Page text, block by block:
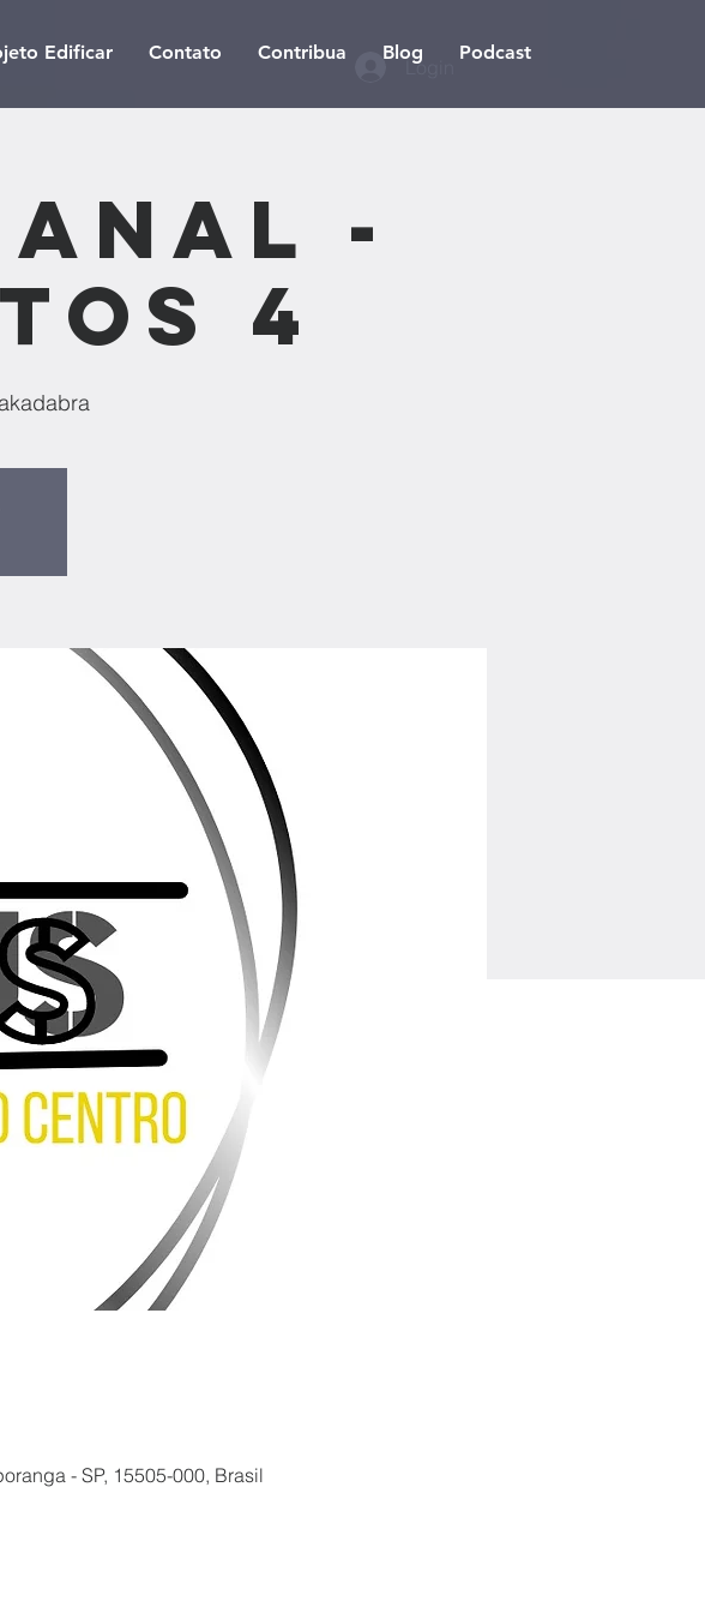
Edificar Contato Contribua Blog Podcast
Login
-
4
- SP, 15505-000, Brasil